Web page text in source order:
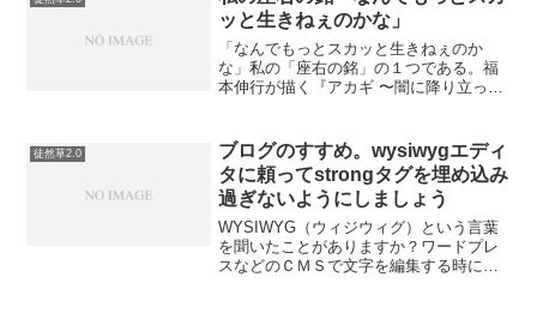
レを食べてみることにし...
ッと生きねぇのかな」
「なんでもっとスカッと生きねぇのか
な」私の「座右の銘」の１つである。福
本伸行が描く『アカギ 〜闇に降り立った
叩く。工場の先輩がたがつるんで弱者か
らむしろうとする行為を一...
徒然草2.0
ブログのすすめ。wysiwygエディ
タに頼ってstrongタグを埋め込み
過ぎないようにしましょう
WYSIWYG（ウィジウィグ）という言葉
を聞いたことがありますか？ワードプレ
スなどのＣＭＳで文字を編集する時にマ